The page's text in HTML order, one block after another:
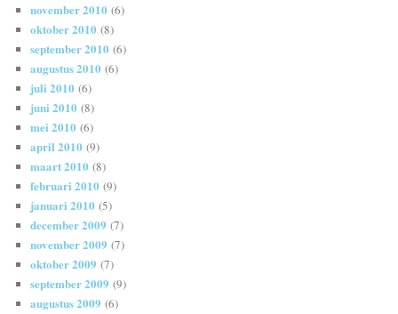
november 2010 (6)
oktober 2010 (8)
september 2010 (6)
augustus 2010 (6)
juli 2010 (6)
juni 2010 (8)
mei 2010 (6)
april 2010 (9)
maart 2010 (8)
februari 2010 (9)
januari 2010 (5)
december 2009 (7)
november 2009 (7)
oktober 2009 (7)
september 2009 (9)
augustus 2009 (6)